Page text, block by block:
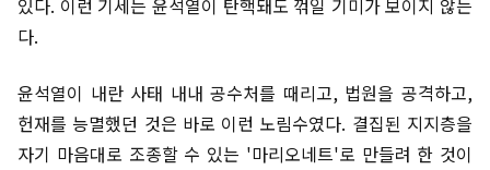
있다. 이런 기세는 윤석열이 탄핵돼도 꺾일 기미가 보이지 않는
다.
윤석열이 내란 사태 내내 공수처를 때리고, 법원을 공격하고,
헌재를 능멸했던 것은 바로 이런 노림수였다. 결집된 지지층을
자기 마음대로 조종할 수 있는 '마리오네트'로 만들려 한 것이